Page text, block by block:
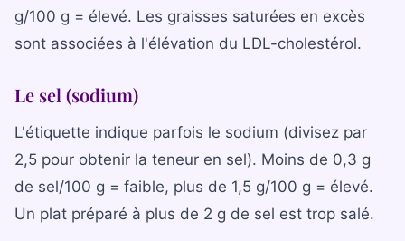
g/100 g = élevé. Les graisses saturées en excès
sont associées à l'élévation du LDL-cholestérol.
Le sel (sodium)
L'étiquette indique parfois le sodium (divisez par
2,5 pour obtenir la teneur en sel). Moins de 0,3 g
de sel/100 g = faible, plus de 1,5 g/100 g = élevé.
Un plat préparé à plus de 2 g de sel est trop salé.